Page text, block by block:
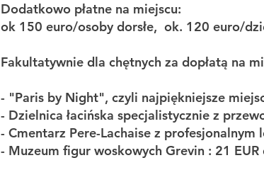
Dodatkowo płatne na miejscu:
ok 150 euro/osoby dorsłe, ok. 120 euro/
Fakultatywnie dla chętnych za dopłatą na
- "Paris by Night", czyli najpiękniejsze
- Dzielnica łacińska specjalistycznie z
- Cmentarz Pere-Lachaise z
- Muzeum figur woskowych Grevin : 21